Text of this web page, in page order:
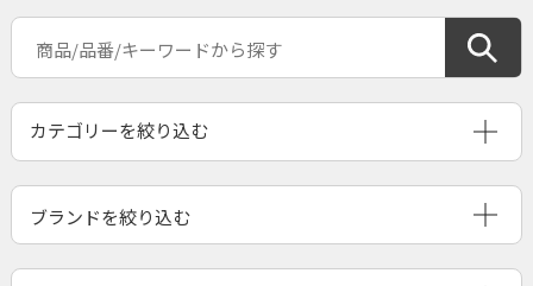
ブランドを絞り込む